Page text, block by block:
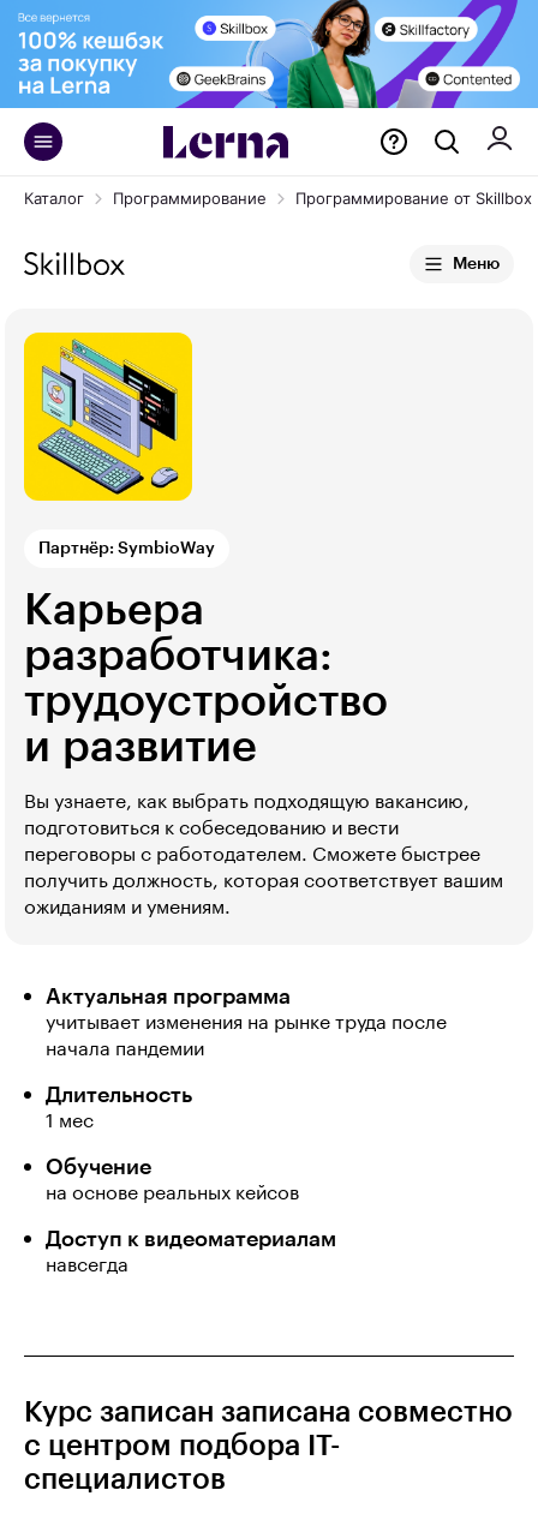
Каталог Программирование Программирование от Skillbox
Меню
Партнёр: SymbioWay
Карьера
разработчика:
трудоустройство
и развитие
Вы узнаете, как выбрать подходящую вакансию,
подготовиться к собеседованию и вести
переговоры с работодателем. Сможете быстрее
получить должность, которая соответствует вашим
ожиданиям и умениям.
Актуальная программа
учитывает изменения на рынке труда после
начала пандемии
Длительность
1 мес
Обучение
на основе реальных кейсов
Доступ к видеоматериалам
навсегда
Курс записан записана совместно
с центром подбора IT-
специалистов